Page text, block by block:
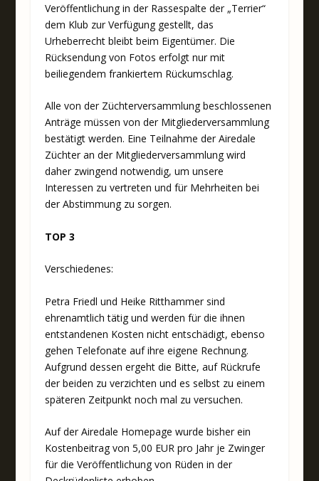
Veröffentlichung in der Rassespalte der „Terrier“
dem Klub zur Verfügung gestellt, das
Urheberrecht bleibt beim Eigentümer. Die
Rücksendung von Fotos erfolgt nur mit
beiliegendem frankiertem Rückumschlag.
Alle von der Züchterversammlung beschlossenen
Anträge müssen von der Mitgliederversammlung
bestätigt werden. Eine Teilnahme der Airedale
Züchter an der Mitgliederversammlung wird
daher zwingend notwendig, um unsere
Interessen zu vertreten und für Mehrheiten bei
der Abstimmung zu sorgen.
TOP 3
Verschiedenes:
Petra Friedl und Heike Ritthammer sind
ehrenamtlich tätig und werden für die ihnen
entstandenen Kosten nicht entschädigt, ebenso
gehen Telefonate auf ihre eigene Rechnung.
Aufgrund dessen ergeht die Bitte, auf Rückrufe
der beiden zu verzichten und es selbst zu einem
späteren Zeitpunkt noch mal zu versuchen.
Auf der Airedale Homepage wurde bisher ein
Kostenbeitrag von 5,00 EUR pro Jahr je Zwinger
für die Veröffentlichung von Rüden in der